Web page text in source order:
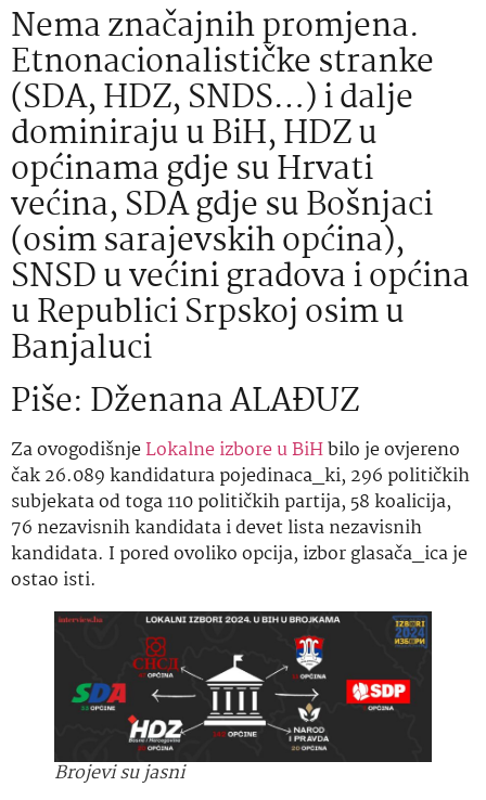
Nema značajnih promjena.
Etnonacionalističke stranke
(SDA, HDZ, SNDS…) i dalje
dominiraju u BiH, HDZ u
općinama gdje su Hrvati
većina, SDA gdje su Bošnjaci
(osim sarajevskih općina),
SNSD u većini gradova i općina
u Republici Srpskoj osim u
Banjaluci
Piše: Dženana ALAĐUZ
Za ovogodišnjeLokalne izbore u BiHbilo je ovjereno
čak 26.089 kandidatura pojedinaca_ki, 296 političkih
subjekata od toga 110 političkih partija, 58 koalicija,
76 nezavisnih kandidata i devet lista nezavisnih
kandidata. I pored ovoliko opcija, izbor glasača_ica je
ostao isti.
Brojevi su jasni